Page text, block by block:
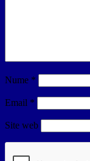
Nume *
Email *
Site web